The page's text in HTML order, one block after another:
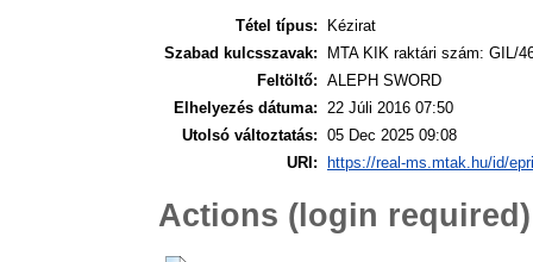
Tétel típus:
Kézirat
Szabad kulcsszavak:
MTA KIK raktári szám: GIL/
Feltöltő: ALEPH SWORD
Elhelyezés dátuma: 22 Júli 2016 07:50
Utolsó változtatás: 05 Dec 2025 09:08
URI:
https://real-ms.mtak.hu/id/
Actions (login required)